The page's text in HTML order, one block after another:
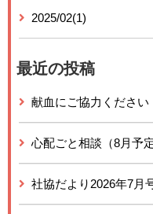
2025/02(1)
最近の投稿
献血にご協力ください
心配ごと相談（8月予
社協だより2026年7月